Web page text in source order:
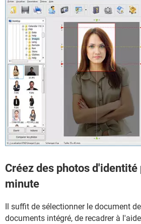
Créez des photos
minute
Il suffit de sélectionner le document
documents intégré, de recadrer à